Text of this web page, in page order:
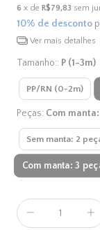
6 x de R$79,83 sem
10% de desconto
Ver mais detalhes
Tamanho:: P (1-3m)
PP/RN (0-2m)
Peças: Com
Sem manta: 2
Com manta: 3